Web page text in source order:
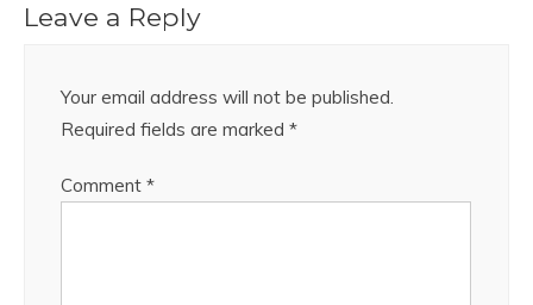
Leave a Reply
Your email address will not be published.
Required fields are marked *
Comment *